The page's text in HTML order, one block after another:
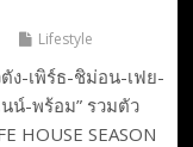
Lifestyle
ตัง-เพิร์ธ-ชิม่อน-เฟย-
น์-พร้อม” รวมตัว
HOUSE SEASON